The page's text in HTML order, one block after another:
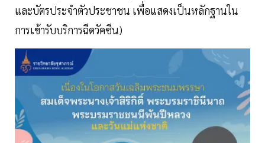
และบัตรประจำตัวประชาชน เพื่อแสดงเป็นหลักฐานใน
การเข้ารับบริการฉีดวัคซีน)